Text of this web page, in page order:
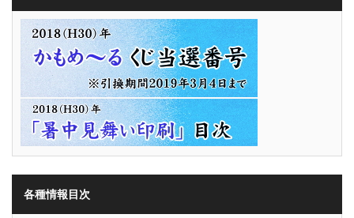
各種情報目次